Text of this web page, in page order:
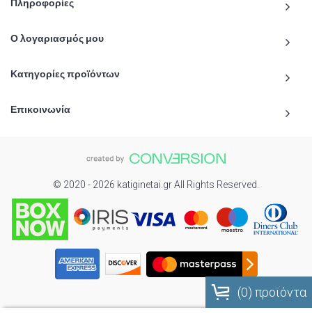
Πληροφορίες
Ο λογαριασμός μου
Κατηγορίες προϊόντων
Επικοινωνία
© 2020 - 2026 katiginetai.gr All Rights Reserved.
(0) προϊόντα